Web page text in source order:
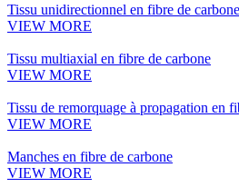
Tissu unidirectionnel en fibre de carbone
VIEW MORE
Tissu multiaxial en fibre de carbone
VIEW MORE
Tissu de remorquage à propagation en
VIEW MORE
Manches en fibre de carbone
VIEW MORE